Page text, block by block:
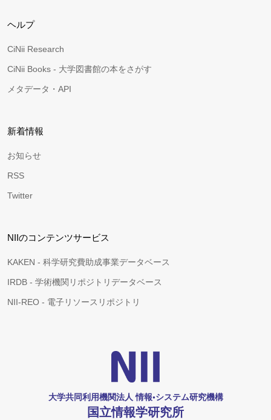
ヘルプ
CiNii Research
CiNii Books - 大学図書館の本をさがす
メタデータ・API
新着情報
お知らせ
RSS
Twitter
NIIのコンテンツサービス
KAKEN - 科学研究費助成事業データベース
IRDB - 学術機関リポジトリデータベース
NII-REO - 電子リソースリポジトリ
大学共同利用機関法人 情報•システム研究機構
国立情報学研究所